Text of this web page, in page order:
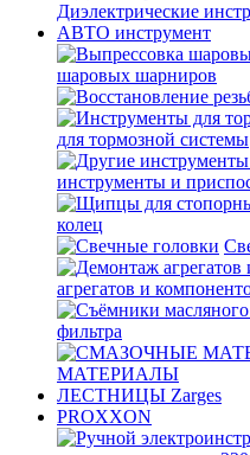
Диэлектрические
АВТО инструмент
шаровых шарниров
для тормозной системы
инструменты и
колец
агрегатов и
фильтра
МАТЕРИАЛЫ
ЛЕСТНИЦЫ Zarges
PROXXON